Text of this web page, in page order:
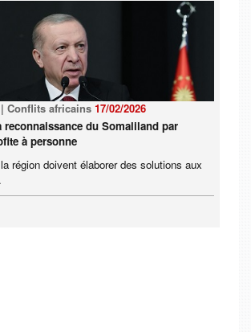
Conflits africains 17/02/2026
reconnaissance du Somaliland par
à personne
région doivent élaborer des solutions aux